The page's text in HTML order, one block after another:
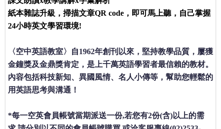
紙本雜誌升級，掃描文章QR code，即可馬上聽，自己掌握
24小時英文學習環境!
〈空中英語教室〉自1962年創刊以來，堅持教學品質，屢獲
金鐘獎及金鼎獎肯定，是上千萬英語學習者最信賴的教材。
內容包括科技新知、異國風情、名人小傳等，幫助您輕鬆的
用英語思考與溝通！
*每一空英會員帳號當期派送一份,若您有2份(含)以上的需